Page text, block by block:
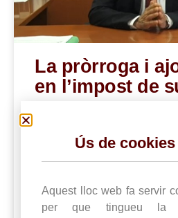
La pròrroga i
en l’impost de
Quan els hereus reben
sis mesos per liquidar
necessita més temps per a
es pot demanar la pròrroga de
impost mitjançant una
Ús de cookies
Aquest lloc web fa servir
per que tingueu la